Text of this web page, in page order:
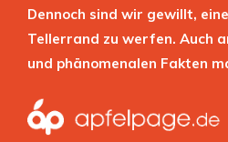
Dennoch sind wir gewillt,
Tellerrand zu werfen. Auch
und phänomenalen Fakten